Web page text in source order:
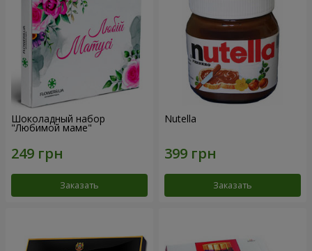
Шоколадный набор
"Любимой маме"
Заказать
Nutella
Заказать